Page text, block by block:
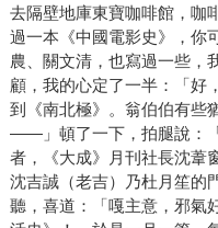
去隔壁地庫東寶咖啡館，咖
過一本《中國電影史》，你
農、關文清，也寫過一些，
顧，我的心定了一半：「好
到《南北極》。翁伯伯有些
——」頓了一下，拍腿說：
者，《大成》月刊社長沈葦
沈吉誠（老吉）乃杜月笙的
聽，喜道：「嘎主意，邪氣